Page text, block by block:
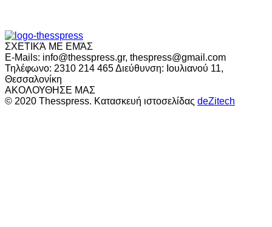
ΣΧΕΤΙΚΆ ΜΕ ΕΜΆΣ
E-Mails: info@thesspress.gr, thespress@gmail.com
Τηλέφωνο: 2310 214 465 Διεύθυνση: Ιουλιανού 11,
Θεσσαλονίκη
ΑΚΟΛΟΥΘΗΣΕ ΜΑΣ
© 2020 Thesspress. Κατασκευή ιστοσελίδας deZitech